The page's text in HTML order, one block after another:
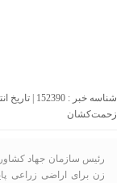
شناسه خبر : 152390 | تاریخ انتشار : ۰۷ فروردین ۱۴۰۲ - ۷:۳۰ | ارسال توسط :
زحمت‌کشان
زن برای اراضی زراعی